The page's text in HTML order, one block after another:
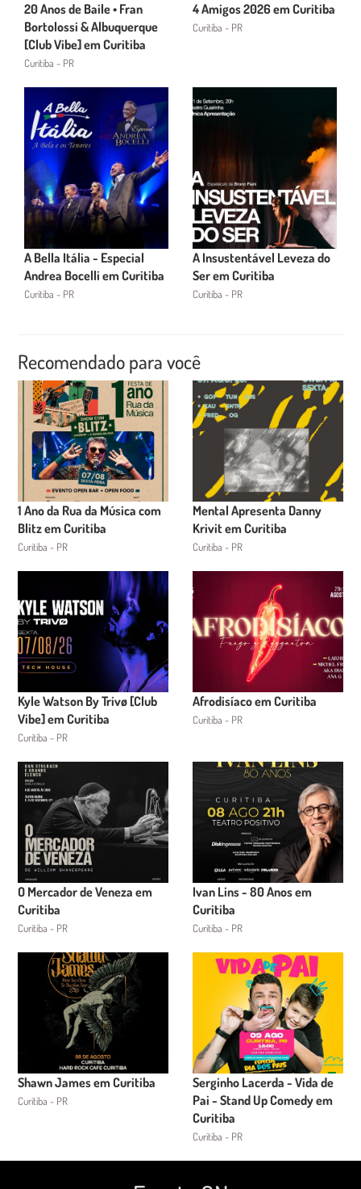
20 Anos de Baile • Fran
Bortolossi & Albuquerque
[Club Vibe] em Curitiba
Curitiba - PR
4 Amigos 2026 em Curitiba
Curitiba - PR
A Bella Itália - Especial
Andrea Bocelli em Curitiba
Curitiba - PR
A Insustentável Leveza do
Ser em Curitiba
Curitiba - PR
Recomendado para você
1 Ano da Rua da Música com
Blitz em Curitiba
Curitiba - PR
Mental Apresenta Danny
Krivit em Curitiba
Curitiba - PR
Kyle Watson By Trivø [Club
Vibe] em Curitiba
Curitiba - PR
Afrodisíaco em Curitiba
Curitiba - PR
O Mercador de Veneza em
Curitiba
Curitiba - PR
Ivan Lins - 80 Anos em
Curitiba
Curitiba - PR
Shawn James em Curitiba
Curitiba - PR
Serginho Lacerda - Vida de
Pai - Stand Up Comedy em
Curitiba
Curitiba - PR